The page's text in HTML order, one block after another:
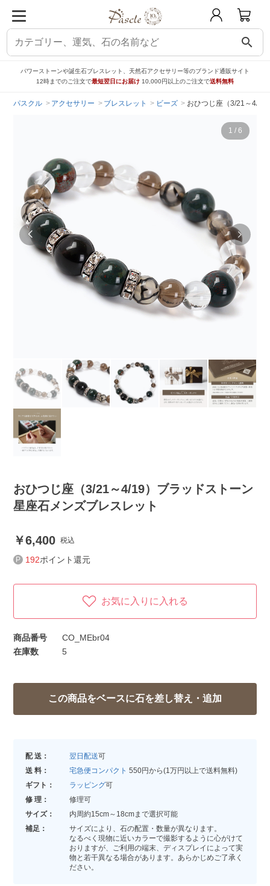
search
パワーストーンや誕生石ブレスレット、天然石アクセサリー等のブランド通販サイト
12時までのご注文で最短翌日にお届け 10,000円以上のご注文で送料無料
パスクル アクセサリー ブレスレット ビーズ おひつじ座（3/21～4/19
1 / 6
おひつじ座（3/21～4/19）ブラッドストーン
星座石メンズブレスレット
6,400 税込
192ポイント還元
お気に入りに入れる
商品番号
CO_MEbr04
在庫数
5
配 送： 翌日配送可
送 料：
宅急便コンパクト 550円から(1万円以上で送料無料)
ギフト：
ラッピング可
修 理：
修理可
サイズ：
内周約15cm～18cmまで選択可能
補足：
サイズにより、石の配置・数量が異なります。
なるべく現物に近いカラーで撮影するように心がけて
おりますが、ご利用の端末、ディスプレイによって実
物と若干異なる場合があります。あらかじめご了承く
ださい。